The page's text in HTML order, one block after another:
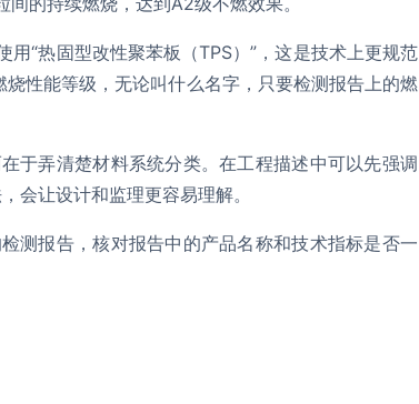
“热固型改性聚苯板（TPS）”，这是技术上更规范
性能等级，无论叫什么名字，只要检测报告上的燃
于弄清楚材料系统分类。在工程描述中可以先强调
会让设计和监理更容易理解。
测报告，核对报告中的产品名称和技术指标是否一